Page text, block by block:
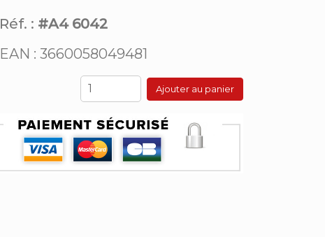
Réf. : #A4 6042
EAN : 3660058049481
Ajouter au panier